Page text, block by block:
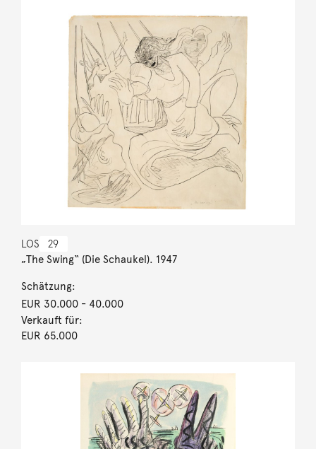
LOS 29
„The Swing“ (Die Schaukel). 1947
Schätzung:
EUR 30.000- 40.000
Verkauft für:
EUR 65.000